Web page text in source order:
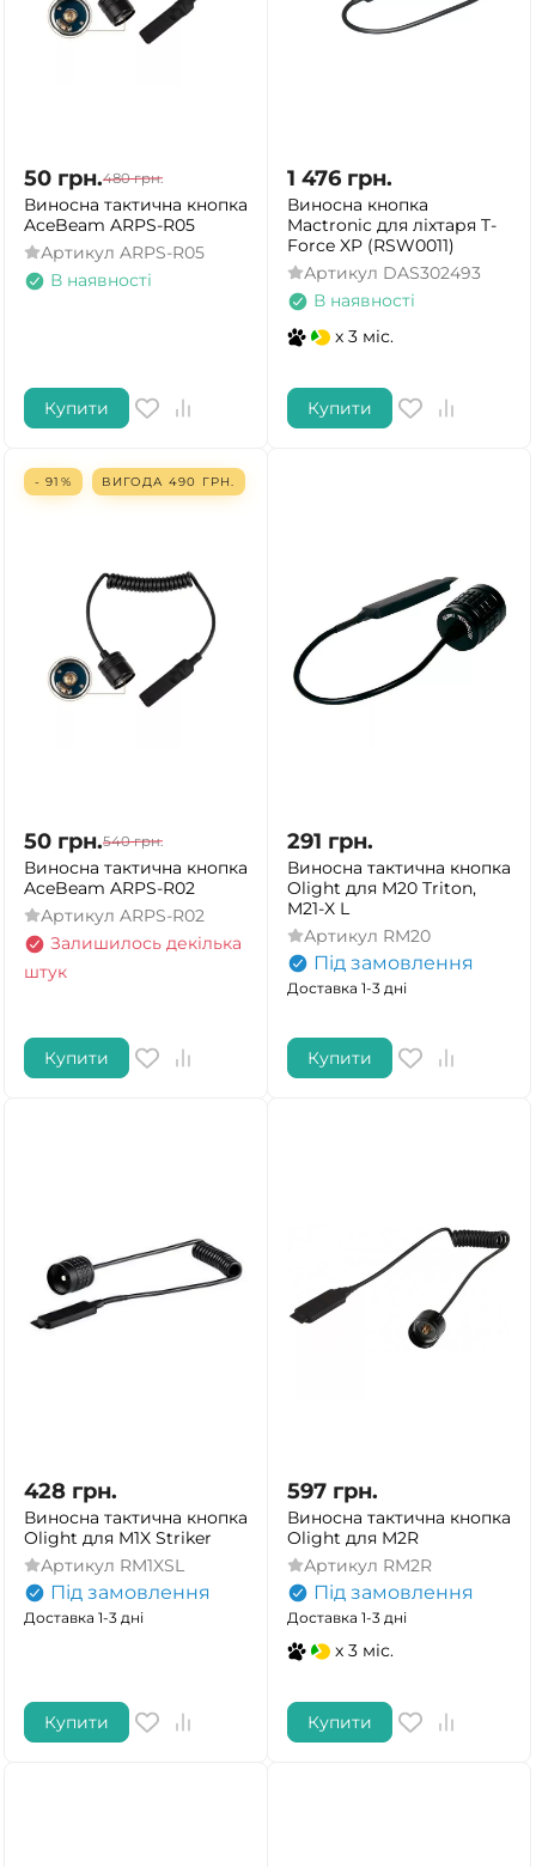
50 грн.480 грн.
Виносна тактична кнопка
AceBeam ARPS-R05
Артикул ARPS-R05
В наявності
Купити
1 476 грн.
Виносна кнопка
Mactronic для ліхтаря T-
Force XP (RSW0011)
Артикул DAS302493
В наявності
x 3 міс.
Купити
- 91% ВИГОДА 490 ГРН.
50 грн.540 грн.
Виносна тактична кнопка
AceBeam ARPS-R02
Артикул ARPS-R02
Залишилось декілька
штук
Купити
291 грн.
Виносна тактична кнопка
Olight для M20 Triton,
M21-X L
Артикул RM20
Під замовлення
Доставка 1-3 дні
Купити
428 грн.
Виносна тактична кнопка
Olight для M1X Striker
Артикул RM1XSL
Під замовлення
Доставка 1-3 дні
Купити
597 грн.
Виносна тактична кнопка
Olight для M2R
Артикул RM2R
Під замовлення
Доставка 1-3 дні
x 3 міс.
Купити